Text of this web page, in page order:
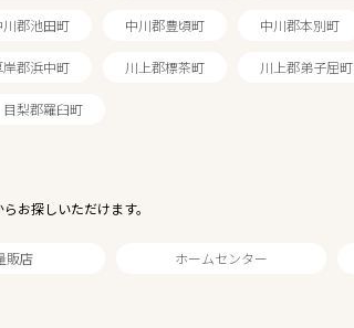
川郡池田町 中川郡豊頃町 中川郡本別町
岸郡浜中町 川上郡標茶町 川上郡弟子屈町
目梨郡羅臼町
お探しいただけます。
販店 ホームセンター